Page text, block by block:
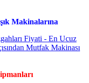
Makinalarına